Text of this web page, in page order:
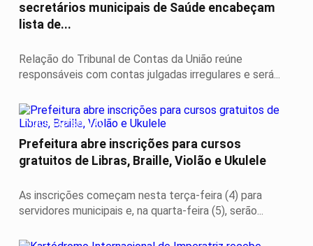
secretários municipais de Saúde encabeçam
lista de...
Relação do Tribunal de Contas da União reúne
responsáveis com contas julgadas irregulares e será...
INCLUSÃO SOCIAL
Prefeitura abre inscrições para cursos
gratuitos de Libras, Braille, Violão e Ukulele
As inscrições começam nesta terça-feira (4) para
servidores municipais e, na quarta-feira (5), serão...